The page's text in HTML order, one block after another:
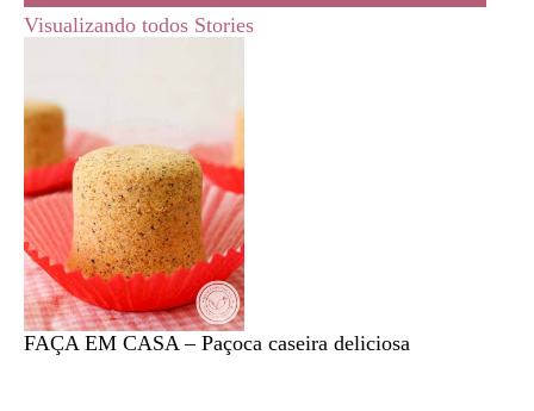
Visualizando todos Stories
FAÇA EM CASA – Paçoca caseira deliciosa